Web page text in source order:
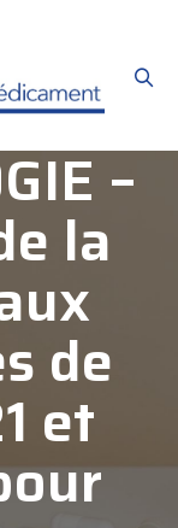
–
la
de
et